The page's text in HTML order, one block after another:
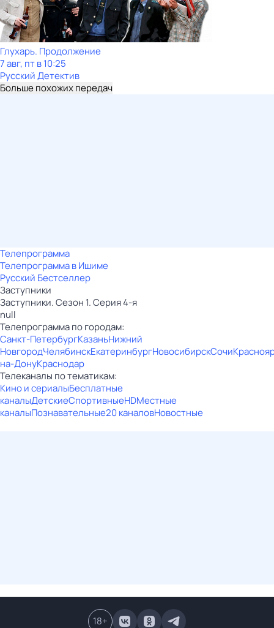
Глухарь. Продолжение
7 авг, пт в 10:25
Русский Детектив
Больше похожих передач
Телепрограмма
Телепрограмма в Ишиме
Русский Бестселлер
Заступники
Заступники. Сезон 1. Серия 4-я
null
Телепрограмма по городам:
Санкт-ПетербургКазаньНижний
НовгородЧелябинскЕкатеринбургНовосибирскСочи
на-ДонуКраснодар
Телеканалы по тематикам:
Кино и сериалыБесплатные
каналыДетскиеСпортивныеHDМестные
каналыПознавательные20 каналовНовостные
18+